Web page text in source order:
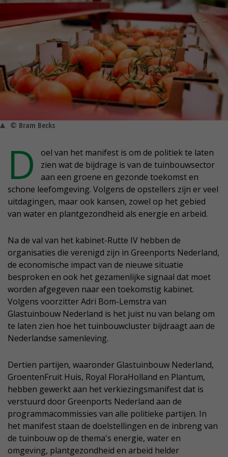
© Bram Becks
D
oel van het manifest is om de politiek te laten
zien wat de bijdrage is van de tuinbouwsector
aan een groene en gezonde toekomst en
schone leefomgeving. Volgens de opstellers zijn er veel
uitdagingen, maar ook kansen, zowel op het gebied
van water en plantgezondheid als energie en arbeid.
Na de val van het kabinet-Rutte IV hebben de
organisaties die verenigd zijn in Greenports Nederland,
de economische impact van de nieuwe situatie
besproken en ook het gezamenlijke signaal dat moet
worden afgegeven naar een toekomstig kabinet.
Volgens voorzitter Adri Bom-Lemstra van
Glastuinbouw Nederland is het juist nu van belang om
te laten zien hoe het tuinbouwcluster bijdraagt aan de
Nederlandse samenleving.
Dertien partijen, waaronder Glastuinbouw Nederland,
GroentenFruit Huis, Royal FloraHolland en Plantum,
hebben gewerkt aan het verkiezingsmanifest dat is
verstuurd door Greenports Nederland aan de
programmacommissies van alle politieke partijen. In
het manifest staan de doelstellingen en de inbreng van
de tuinbouw op de thema's energie, water en
omgeving, plantgezondheid en arbeid helder